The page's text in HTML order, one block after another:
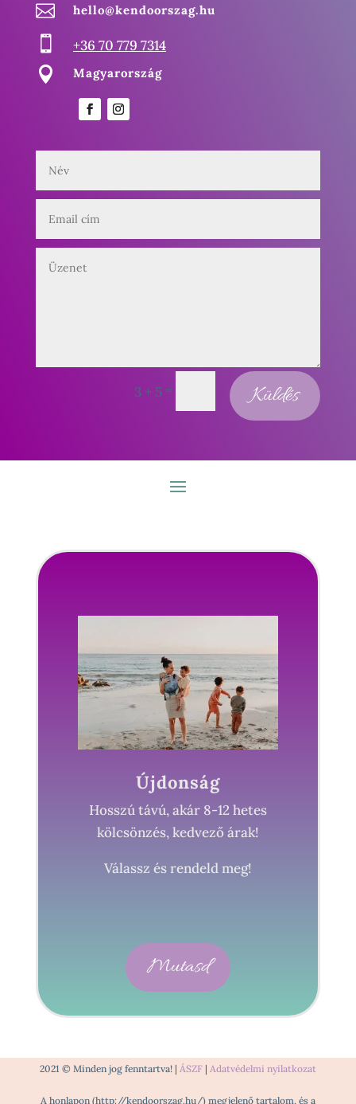
 hello@kendoorszag.hu
 +36 70 779 7314
 Magyarország
3 + 5 = Küldés
Újdonság
Hosszú távú, akár 8-12 hetes
kölcsönzés, kedvező árak!
Válassz és rendeld meg!
Mutasd
2021 © Minden jog fenntartva! | ÁSZF| Adatvédelmi nyilatkozat
A honlapon (http://kendoorszag.hu/) megjelenő tartalom, és a